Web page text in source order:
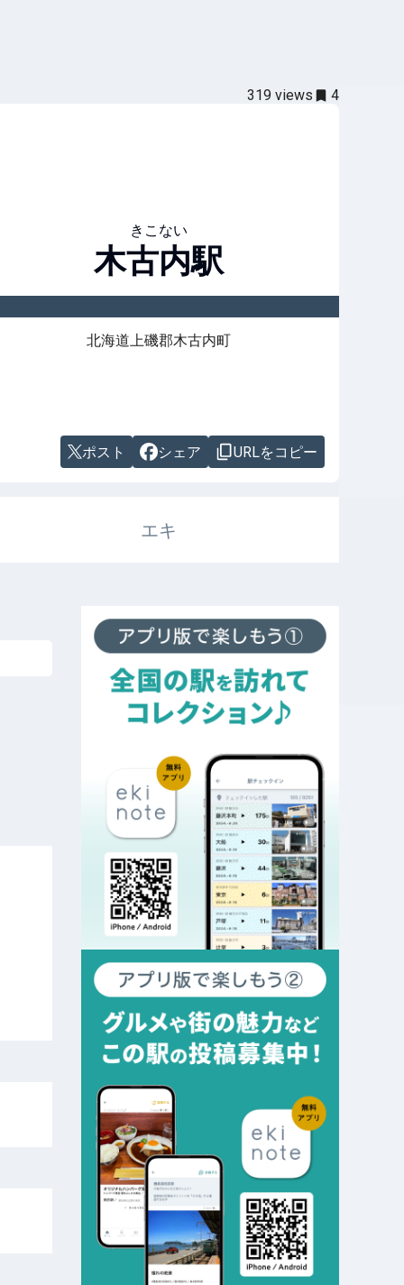
319 views 4
きこない
木古内駅
北海道上磯郡木古内町
ポスト シェア URLをコピー
エキ